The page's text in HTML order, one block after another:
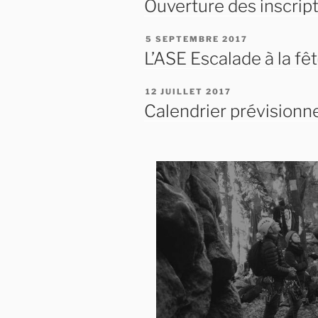
Ouverture des
PUBLIÉ
LE
5 SEPTEMBRE 2017
L’ASE Escalade à la
PUBLIÉ
LE
12 JUILLET 2017
Calendrier